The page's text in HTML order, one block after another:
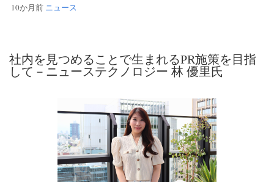
10か月前 ニュース
社内を見つめることで生まれるPR施策を目指
して－ニューステクノロジー 林 優里氏